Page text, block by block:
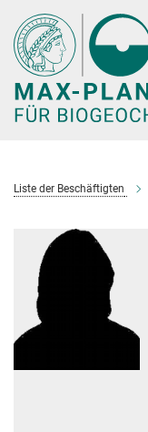
Hauptinhalt
Liste der Beschäftigten